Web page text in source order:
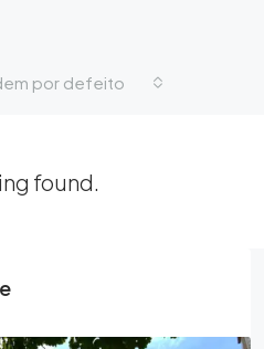
por defeito
found.